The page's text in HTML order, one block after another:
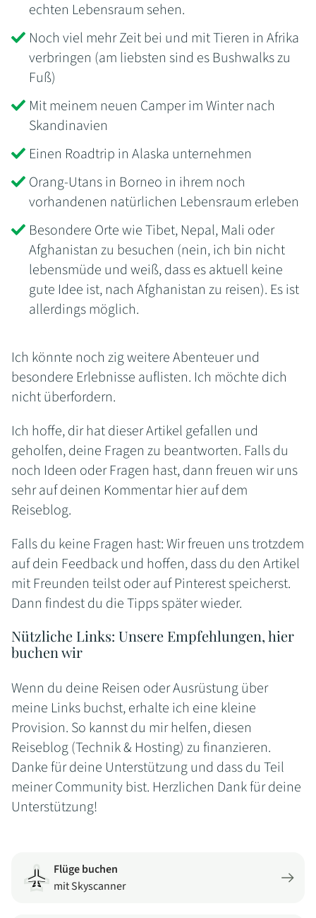
echten Lebensraum sehen.
Noch viel mehr Zeit bei und mit Tieren in Afrika
verbringen (am liebsten sind es Bushwalks zu
Fuß)
Mit meinem neuen Camper im Winter nach
Skandinavien
Einen Roadtrip in Alaska unternehmen
Orang-Utans in Borneo in ihrem noch
vorhandenen natürlichen Lebensraum erleben
Besondere Orte wie Tibet, Nepal, Mali oder
Afghanistan zu besuchen (nein, ich bin nicht
lebensmüde und weiß, dass es aktuell keine
gute Idee ist, nach Afghanistan zu reisen). Es ist
allerdings möglich.
Ich könnte noch zig weitere Abenteuer und
besondere Erlebnisse auflisten. Ich möchte dich
nicht überfordern.
Ich hoffe, dir hat dieser Artikel gefallen und
geholfen, deine Fragen zu beantworten. Falls du
noch Ideen oder Fragen hast, dann freuen wir uns
sehr auf deinen Kommentar hier auf dem
Reiseblog.
Falls du keine Fragen hast: Wir freuen uns trotzdem
auf dein Feedback und hoffen, dass du den Artikel
mit Freunden teilst oder auf Pinterest speicherst.
Dann findest du die Tipps später wieder.
Nützliche Links: Unsere Empfehlungen, hier
buchen wir
Wenn du deine Reisen oder Ausrüstung über
meine Links buchst, erhalte ich eine kleine
Provision. So kannst du mir helfen, diesen
Reiseblog (Technik & Hosting) zu finanzieren.
Danke für deine Unterstützung und dass du Teil
meiner Community bist. Herzlichen Dank für deine
Unterstützung!
Flüge buchen
mit Skyscanner